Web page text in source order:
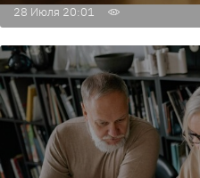
28 Июля 20:01